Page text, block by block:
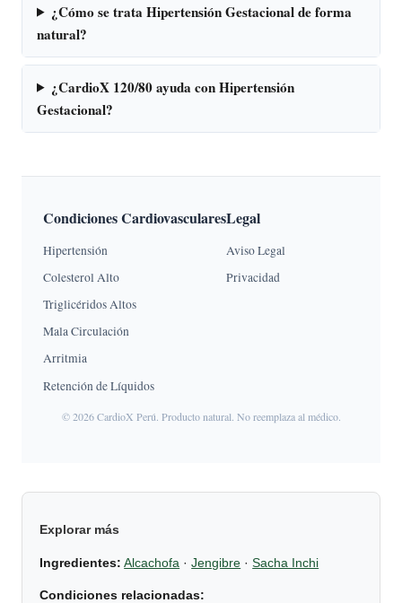
¿Cómo se trata Hipertensión Gestacional de forma
natural?
¿CardioX 120/80 ayuda con Hipertensión
Gestacional?
Condiciones Cardiovasculares
Hipertensión
Colesterol Alto
Triglicéridos Altos
Mala Circulación
Arritmia
Retención de Líquidos
Legal
Aviso Legal
Privacidad
© 2026 CardioX Perú. Producto natural. No reemplaza al médico.
Explorar más
Ingredientes: Alcachofa ·Jengibre ·Sacha Inchi
Condiciones relacionadas: